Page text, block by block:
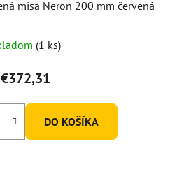
misa Neron 200 mm červená
(1 ks)
€372,31
DO KOŠÍKA